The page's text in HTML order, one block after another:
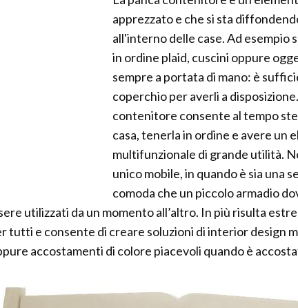
apprezzato e che si sta
all'interno delle case. Ad esempio
in ordine plaid, cuscini oppure
sempre a portata di mano: è
coperchio per averli a
contenitore consente al tempo
casa, tenerla in ordine e avere un
multifunzionale di grande utilità.
unico mobile, in quando è sia una
comoda che un piccolo armadio
utilizzati da un momento all’altro. In più risulta
tutti e consente di creare soluzioni di interior design
accostamenti di colore piacevoli quando è